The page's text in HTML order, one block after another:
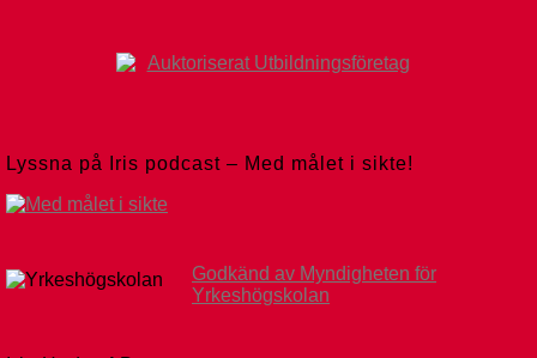
Lyssna på Iris podcast – Med målet i sikte!
Godkänd av Myndigheten för
Yrkeshögskolan